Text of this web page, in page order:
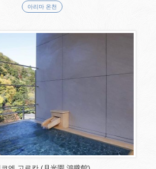
아리마 온천